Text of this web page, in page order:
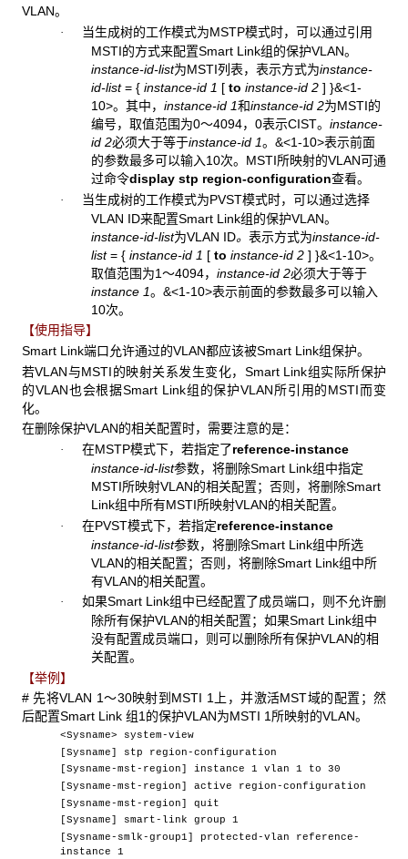
VLAN。
· 当生成树的工作模式为MSTP模式时，可以通过引用
MSTI的方式来配置Smart Link组的保护VLAN。
instance-id-list为MSTI列表，表示方式为instance-
id-list= { instance-id 1 [ to instance-id 2 ] }&<1-
10>。其中， instance-id 1和instance-id 2为MSTI的
编号，取值范围为0～4094，0表示CIST。 instance-
id 2必须大于等于instance-id 1。 &<1-10>表示前面
的参数最多可以输入10次。MSTI所映射的VLAN可通
过命令display stp region-configuration查看。
· 当生成树的工作模式为PVST模式时，可以通过选择
VLAN ID来配置Smart Link组的保护VLAN。
instance-id-list为VLAN ID。 表示方式为instance-id-
list= { instance-id 1 [ to instance-id 2 ] }&<1-10>。
取值范围为1～4094， instance-id 2必须大于等于
instance 1。 &<1-10>表示前面的参数最多可以输入
10次。
【使用指导】
Smart Link端口允许通过的VLAN都应该被Smart Link组保护。
若VLAN与MSTI的映射关系发生变化，Smart Link组实际所保护
的VLAN也会根据Smart Link组的保护VLAN所引用的MSTI而变
化。
在删除保护VLAN的相关配置时，需要注意的是：
· 在MSTP模式下，若指定了reference-instance
instance-id-list参数，将删除Smart Link组中指定
MSTI所映射VLAN的相关配置；否则，将删除Smart
Link组中所有MSTI所映射VLAN的相关配置。
· 在PVST模式下，若指定reference-instance
instance-id-list参数，将删除Smart Link组中所选
VLAN的相关配置；否则，将删除Smart Link组中所
有VLAN的相关配置。
· 如果Smart Link组中已经配置了成员端口，则不允许删
除所有保护VLAN的相关配置；如果Smart Link组中
没有配置成员端口，则可以删除所有保护VLAN的相
关配置。
【举例】
# 先将VLAN 1～30映射到MSTI 1上，并激活MST域的配置；然
后配置Smart Link 组1的保护VLAN为MSTI 1所映射的VLAN。
<Sysname> system-view
[Sysname] stp region-configuration
[Sysname-mst-region] instance 1 vlan 1 to 30
[Sysname-mst-region] active region-configuration
[Sysname-mst-region] quit
[Sysname] smart-link group 1
[Sysname-smlk-group1] protected-vlan reference-
instance 1